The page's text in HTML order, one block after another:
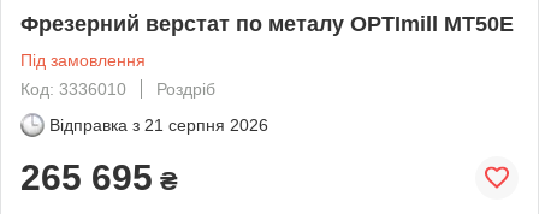
Фрезерний верстат по металу OPTImill MT50E
Під замовлення
Код: 3336010
Роздріб
Відправка з 21 серпня 2026
265 695 ₴